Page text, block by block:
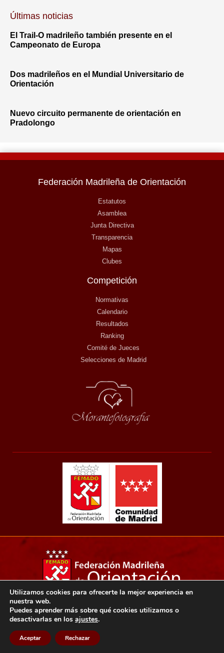
Últimas noticias
El Trail-O madrileño también presente en el
Campeonato de Europa
Dos madrileños en el Mundial Universitario de
Orientación
Nuevo circuito permanente de orientación en
Pradolongo
Federación Madrileña de Orientación
Estatutos
Asamblea
Junta Directiva
Transparencia
Mapas
Clubes
Competición
Normativas
Calendario
Resultados
Ranking
Comité de Jueces
Selecciones de Madrid
Copyright 2021© Federación madrileña de orientación.
Aviso legalPolítica de privacidad
Diseño web: Ensalza
Utilizamos cookies para ofrecerte la mejor experiencia en
nuestra web.
Puedes aprender más sobre qué cookies utilizamos o
desactivarlas en los ajustes.
Aceptar Rechazar